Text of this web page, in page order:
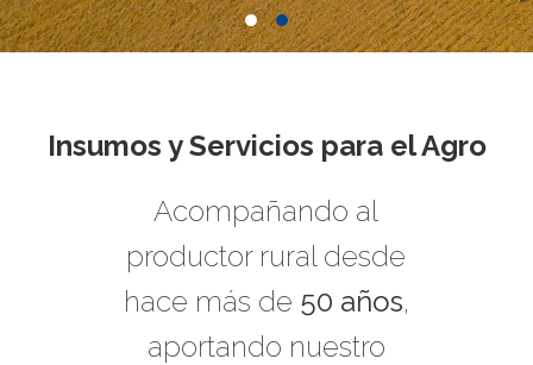
Insumos y Servicios para el Agro
Acompañando al
productor rural desde
hace más de 50 años,
aportando nuestro